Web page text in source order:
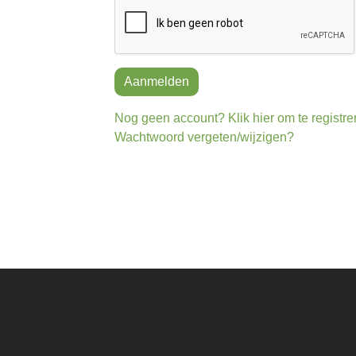
Aanmelden
Nog geen account? Klik hier om te
Wachtwoord vergeten/wijzigen?